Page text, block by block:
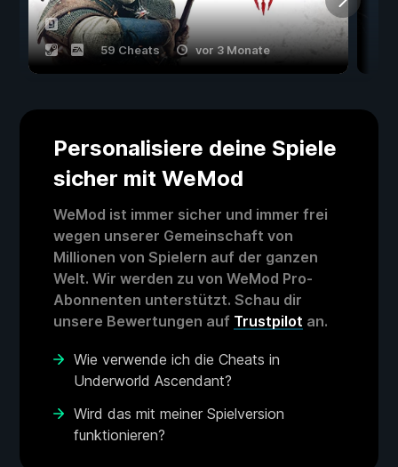
59 Cheats vor 3 Monate
Personalisiere deine Spiele
sicher mit WeMod
WeMod ist immer sicher und immer frei
wegen unserer Gemeinschaft von
Millionen von Spielern auf der ganzen
Welt. Wir werden zu von WeMod Pro-
Abonnenten unterstützt. Schau dir
unsere Bewertungen auf Trustpilot an.
Wie verwende ich die Cheats in
Underworld Ascendant?
Wird das mit meiner Spielversion
funktionieren?